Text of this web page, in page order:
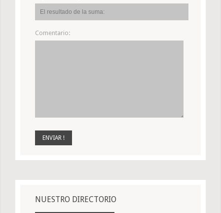
Comentario:
NUESTRO DIRECTORIO